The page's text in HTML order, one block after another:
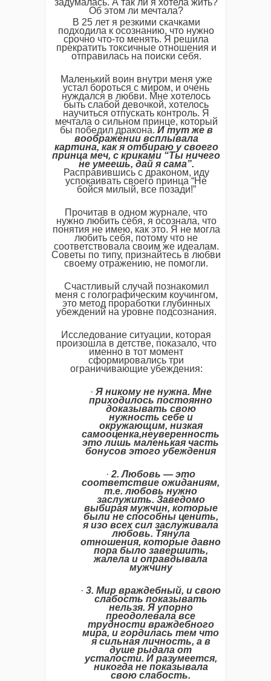
задумалась. А так ли я хотела жить?
Об этом ли мечтала?
В 25 лет я резкими скачками
подходила к осознанию, что нужно
срочно что-то менять. Я решила
прекратить токсичные отношения и
отправилась на поиски себя.
Маленький воин внутри меня уже
устал бороться с миром, и очень
нуждался в любви. Мне хотелось
быть слабой девочкой, хотелось
научиться отпускать контроль. Я
мечтала о сильном принце, который
бы победил дракона. И тут же в
воображении всплывала
картина, как я отбираю у своего
принца меч, с криками “Ты ничего
не умеешь, дай я сама”.
Расправившись с драконом, иду
успокаивать своего принца “Не
бойся милый, все позади!”
Прочитав в одном журнале, что
нужно любить себя, я осознала, что
понятия не имею, как это. Я не могла
любить себя, потому что не
соответствовала своим же идеалам.
Советы по типу, признайтесь в любви
своему отражению, не помогли.
Счастливый случай познакомил
меня с голографическим коучингом,
это метод проработки глубинных
убеждений на уровне подсознания.
Исследование ситуации, которая
произошла в детстве, показало, что
именно в тот момент
сформировались три
ограничивающие убеждения:
· Я никому не нужна. Мне
приходилось постоянно
доказывать свою
нужность себе и
окружающим, низкая
самооценка,неуверенность
это лишь маленькая часть
бонусов этого убеждения
· 2. Любовь — это
соответствие ожиданиям,
т.е. любовь нужно
заслужить. Заведомо
выбирая мужчин, которые
были не способны ценить,
я изо всех сил заслуживала
любовь. Тянула
отношения, которые давно
пора было завершить,
жалела и оправдывала
мужчину
· 3. Мир враждебный, и свою
слабость показывать
нельзя. Я упорно
преодолевала все
трудности враждебного
мира, и гордилась тем что
я сильная личность, а в
душе рыдала от
усталости. И разумеется,
никогда не показывала
свою слабость.